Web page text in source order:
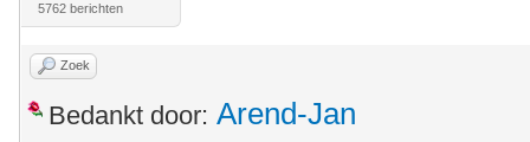
5762 berichten
Zoek
Bedankt door: Arend-Jan